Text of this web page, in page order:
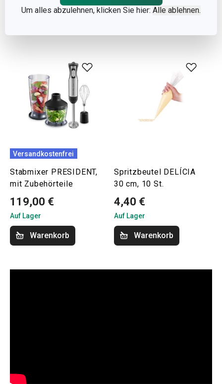
Um alles abzulehnen, klicken Sie hier: Alle ablehnen.
Warenkorb Warenkorb
Versandkostenfrei
Stabmixer PRESIDENT,
mit Zubehörteile
119,00 €
Auf Lager
Warenkorb
Spritzbeutel DELÍCIA
30 cm, 10 St.
4,40 €
Auf Lager
Warenkorb